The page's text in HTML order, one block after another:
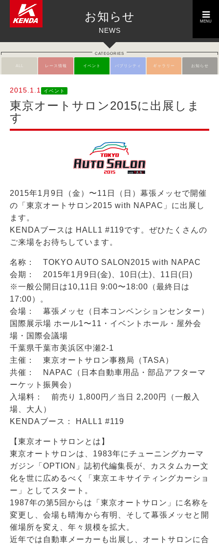
toggle
navigation
MENU
お知らせ
NEWS
CATEGORIES
ALL レース情報 イベント パブリシティ ギャラリー お知らせ
2015.1.1 イベント
東京オートサロン2015に出展しま
す
2015年1月9日（金）〜11日（日）幕張メッセで開催
の「東京オートサロン2015 with NAPAC」に出展し
ます。
KENDAブースは HALL1 #119です。ぜひたくさんの
ご来場をお待ちしています。
名称： TOKYO AUTO SALON2015 with NAPAC
会期： 2015年1月9日(金)、10日(土)、11日(日)
※一般公開日は10,11日 9:00〜18:00（最終日は
17:00）。
会場： 幕張メッセ（日本コンベンションセンター）
国際展示場 ホール1〜11・イベントホール・屋外会
場・国際会議場
千葉県千葉市美浜区中瀬2-1
主催： 東京オートサロン事務局（TASA）
共催： NAPAC（日本自動車用品・部品アフターマ
ーケット振興会）
入場料： 前売り 1,800円／当日 2,200円（一般入
場、大人）
KENDAブース： HALL1 #119
【東京オートサロンとは】
東京オートサロンは、1983年にチューニングカーマ
ガジン「OPTION」誌初代編集長が、カスタムカー文
化を世に広めるべく「東京エキサイティングカーショ
ー」としてスタート。
1987年の第5回からは「東京オートサロン」に名称を
変更し、会場も晴海から有明、そして幕張メッセと開
催場所を変え、年々規模を拡大。
近年では自動車メーカーも出展し、オートサロンに合